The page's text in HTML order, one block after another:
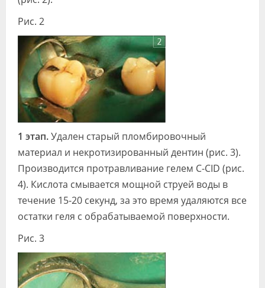
Рис. 2
1 этап.Удален старый пломбиро­вочный
материал и некротизированный дентин (рис. 3).
Производится протрав­ливание гелем C-CID (рис.
4). Кислота смывается мощной струей воды в
тече­ние 15-20 секунд, за это время удаляют­ся все
остатки геля с обрабатываемой поверхности.
Рис. 3